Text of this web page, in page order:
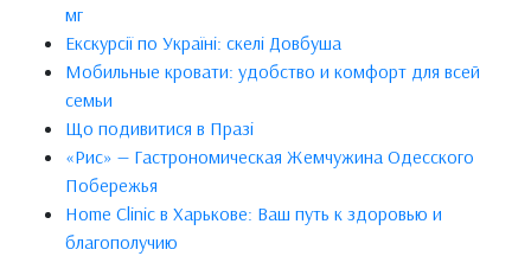
мг
Екскурсії по Україні: скелі Довбуша
Мобильные кровати: удобство и комфорт для всей
семьи
Що подивитися в Празі
«Рис» — Гастрономическая Жемчужина Одесского
Побережья
Home Clinic в Харькове: Ваш путь к здоровью и
благополучию